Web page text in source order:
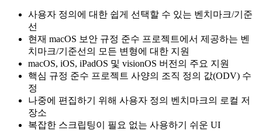
사용자 정의에 대한 쉽게 선택할 수 있는 벤치마크/기준
선
현재 macOS 보안 규정 준수 프로젝트에서 제공하는 벤
치마크/기준선의 모든 변형에 대한 지원
macOS, iOS, iPadOS 및 visionOS 버전의 주요 지원
핵심 규정 준수 프로젝트 사양의 조직 정의 값(ODV) 수
정
나중에 편집하기 위해 사용자 정의 벤치마크의 로컬 저
장소
복잡한 스크립팅이 필요 없는 사용하기 쉬운 UI